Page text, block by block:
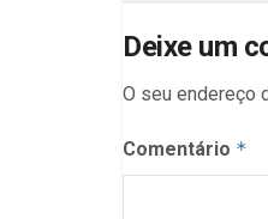
Deixe um
O seu endereço
Comentário *